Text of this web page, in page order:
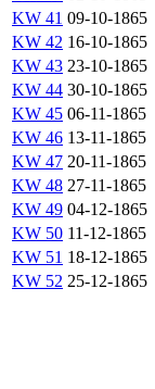
KW 41 09-10-1865
KW 42 16-10-1865
KW 43 23-10-1865
KW 44 30-10-1865
KW 45 06-11-1865
KW 46 13-11-1865
KW 47 20-11-1865
KW 48 27-11-1865
KW 49 04-12-1865
KW 50 11-12-1865
KW 51 18-12-1865
KW 52 25-12-1865